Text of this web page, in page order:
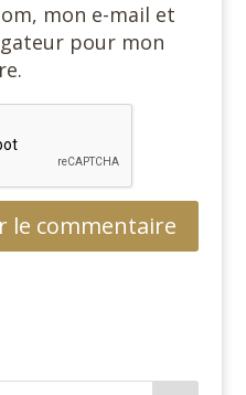
mon e-mail et
pour mon